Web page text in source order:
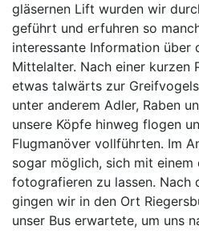
gläsernen Lift wurden wir
geführt und erfuhren so
interessante Information über
Mittelalter. Nach einer kurzen
etwas talwärts zur
unter anderem Adler, Raben
unsere Köpfe hinweg flogen
Flugmanöver vollführten. Im
sogar möglich, sich mit einem
fotografieren zu lassen. Nach
gingen wir in den Ort
unser Bus erwartete, um uns